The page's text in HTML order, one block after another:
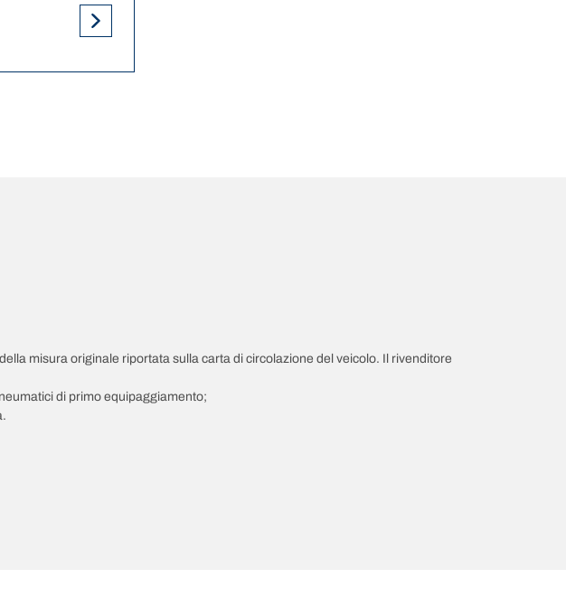
misura originale riportata sulla carta di circolazione del veicolo. Il rivenditore
di primo equipaggiamento;